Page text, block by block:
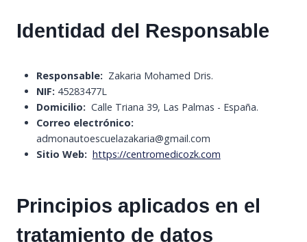
Identidad del Responsable
Responsable: Zakaria Mohamed Dris.
NIF: 45283477L
Domicilio: Calle Triana 39, Las Palmas - España.
Correo electrónico:
admonautoescuelazakaria@gmail.com
Sitio Web: https://centromedicozk.com
Principios aplicados en el
tratamiento de datos